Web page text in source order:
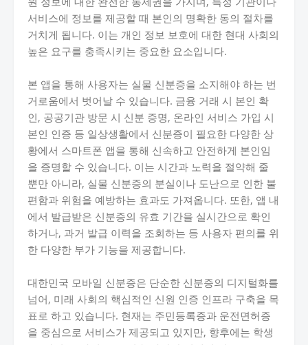
서비스에 정보를 제공할 때 본인의 명확한 동의 절차를
거치게 됩니다. 이는 개인 정보 보호에 대한 현대 사회의
높은 요구를 충족시키는 중요한 요소입니다.
본 앱을 통해 사용자는 실물 신분증을 소지해야 하는 번
거로움에서 벗어날 수 있습니다. 금융 거래 시 본인 확
인, 공공기관 방문 시 신분 증명, 온라인 서비스 가입 시
본인 인증 등 일상생활에서 신분증이 필요한 다양한 상
황에서 스마트폰 앱을 통해 신속하고 안전하게 본인임
을 증명할 수 있습니다. 이는 시간과 노력을 절약해 줄
뿐만 아니라, 실물 신분증의 분실이나 도난으로 인한 불
편함과 위험을 예방하는 효과도 가져옵니다. 또한, 앱 내
에서 발급받은 신분증의 유효 기간을 실시간으로 확인
하거나, 과거 발급 이력을 조회하는 등 사용자 편의를 위
한 다양한 부가 기능을 제공합니다.
대한민국 모바일 신분증은 단순한 신분증의 디지털화를
넘어, 미래 사회의 핵심적인 신원 인증 인프라 구축을 목
표로 하고 있습니다. 현재는 주민등록증과 운전면허증
을 중심으로 서비스가 제공되고 있지만, 향후에는 학생